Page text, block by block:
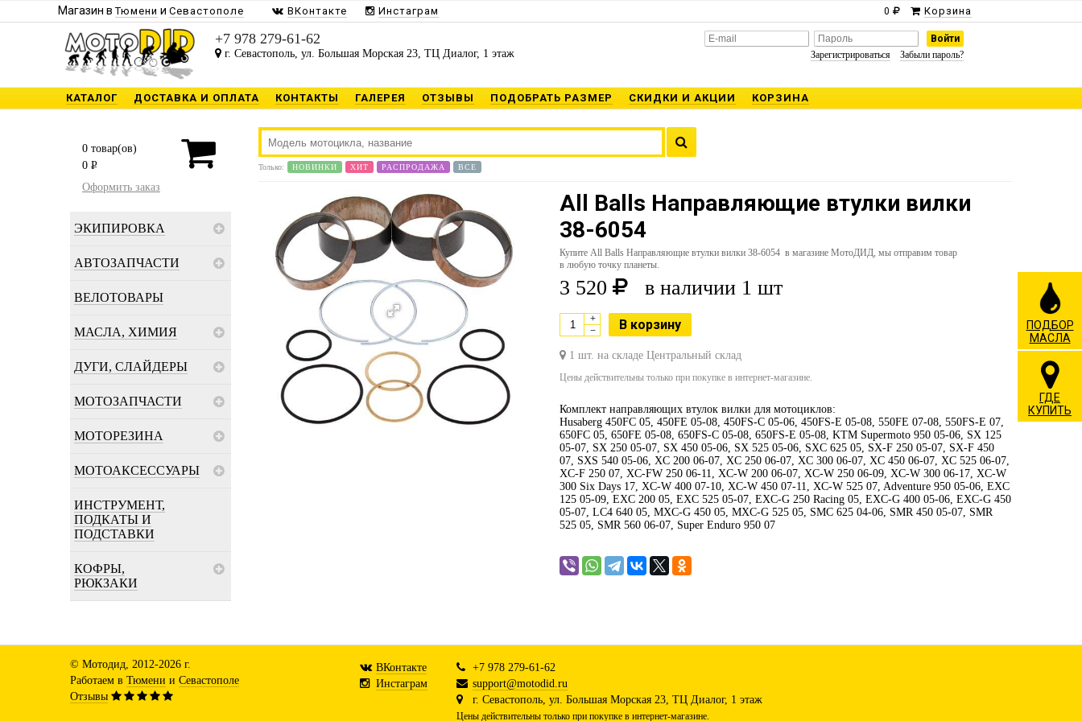
Магазин вТюмени и Севастополе ВКонтакте Инстаграм 0 Корзина
+7 978 279-61-62
г. Севастополь, ул. Большая Морская 23, ТЦ Диалог, 1 этаж Зарегистрироваться Забыли пароль?
КАТАЛОГ ДОСТАВКА И ОПЛАТА КОНТАКТЫ ГАЛЕРЕЯ ОТЗЫВЫ ПОДОБРАТЬ РАЗМЕР СКИДКИ И АКЦИИ КОРЗИНА
0 товар(ов)
0 P
Оформить заказ
ЭКИПИРОВКА
АВТОЗАПЧАСТИ
ВЕЛОТОВАРЫ
МАСЛА, ХИМИЯ
ДУГИ, СЛАЙДЕРЫ
МОТОЗАПЧАСТИ
МОТОРЕЗИНА
МОТОАКСЕССУАРЫ
ИНСТРУМЕНТ,
ПОДКАТЫ И
ПОДСТАВКИ
КОФРЫ,
РЮКЗАКИ
Только: НОВИНКИ ХИТ РАСПРОДАЖА ВСЕ
All Balls Направляющие втулки вилки
38-6054
Купите All Balls Направляющие втулки вилки 38-6054 в магазине МотоДИД, мы отправим товар
в любую точку планеты.
3 520 в наличии 1 шт
+
−
В корзину
1 шт. на складе Центральный склад
Цены действительны только при покупке в интернет-магазине.
Комплект направляющих втулок вилки для мотоциклов:
Husaberg 450FC 05, 450FE 05-08, 450FS-C 05-06, 450FS-E 05-08, 550FE 07-08, 550FS-E 07,
650FC 05, 650FE 05-08, 650FS-C 05-08, 650FS-E 05-08, KTM Supermoto 950 05-06, SX 125
05-07, SX 250 05-07, SX 450 05-06, SX 525 05-06, SXC 625 05, SX-F 250 05-07, SX-F 450
07, SXS 540 05-06, XC 200 06-07, XC 250 06-07, XC 300 06-07, XC 450 06-07, XC 525 06-07,
XC-F 250 07, XC-FW 250 06-11, XC-W 200 06-07, XC-W 250 06-09, XC-W 300 06-17, XC-W
300 Six Days 17, XC-W 400 07-10, XC-W 450 07-11, XC-W 525 07, Adventure 950 05-06, EXC
125 05-09, EXC 200 05, EXC 525 05-07, EXC-G 250 Racing 05, EXC-G 400 05-06, EXC-G 450
05-07, LC4 640 05, MXC-G 450 05, MXC-G 525 05, SMC 625 04-06, SMR 450 05-07, SMR
525 05, SMR 560 06-07, Super Enduro 950 07
© Мотодид, 2012-2026 г.
Работаем в Тюмени и Севастополе
Отзывы
ВКонтакте
Инстаграм
+7 978 279-61-62
support@motodid.ru
г. Севастополь, ул. Большая Морская 23, ТЦ Диалог, 1 этаж
Цены действительны только при покупке в интернет-магазине.
ПОДБОР
МАСЛА
ГДЕ
КУПИТЬ